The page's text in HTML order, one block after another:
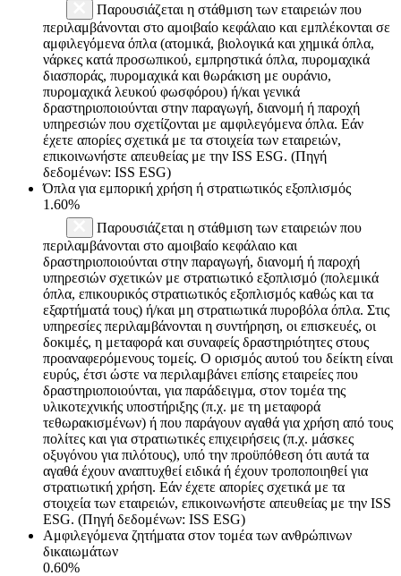
Παρουσιάζεται η στάθμιση των εταιρειών που
περιλαμβάνονται στο αμοιβαίο κεφάλαιο και εμπλέκονται σε
αμφιλεγόμενα όπλα (ατομικά, βιολογικά και χημικά όπλα,
νάρκες κατά προσωπικού, εμπρηστικά όπλα, πυρομαχικά
διασποράς, πυρομαχικά και θωράκιση με ουράνιο,
πυρομαχικά λευκού φωσφόρου) ή/και γενικά
δραστηριοποιούνται στην παραγωγή, διανομή ή παροχή
υπηρεσιών που σχετίζονται με αμφιλεγόμενα όπλα. Εάν
έχετε απορίες σχετικά με τα στοιχεία των εταιρειών,
επικοινωνήστε απευθείας με την ISS ESG. (Πηγή
δεδομένων: ISS ESG)
Όπλα για εμπορική χρήση ή στρατιωτικός εξοπλισμός
1.60%
Παρουσιάζεται η στάθμιση των εταιρειών που
περιλαμβάνονται στο αμοιβαίο κεφάλαιο και
δραστηριοποιούνται στην παραγωγή, διανομή ή παροχή
υπηρεσιών σχετικών με στρατιωτικό εξοπλισμό (πολεμικά
όπλα, επικουρικός στρατιωτικός εξοπλισμός καθώς και τα
εξαρτήματά τους) ή/και μη στρατιωτικά πυροβόλα όπλα. Στις
υπηρεσίες περιλαμβάνονται η συντήρηση, οι επισκευές, οι
δοκιμές, η μεταφορά και συναφείς δραστηριότητες στους
προαναφερόμενους τομείς. Ο ορισμός αυτού του δείκτη είναι
ευρύς, έτσι ώστε να περιλαμβάνει επίσης εταιρείες που
δραστηριοποιούνται, για παράδειγμα, στον τομέα της
υλικοτεχνικής υποστήριξης (π.χ. με τη μεταφορά
τεθωρακισμένων) ή που παράγουν αγαθά για χρήση από τους
πολίτες και για στρατιωτικές επιχειρήσεις (π.χ. μάσκες
οξυγόνου για πιλότους), υπό την προϋπόθεση ότι αυτά τα
αγαθά έχουν αναπτυχθεί ειδικά ή έχουν τροποποιηθεί για
στρατιωτική χρήση. Εάν έχετε απορίες σχετικά με τα
στοιχεία των εταιρειών, επικοινωνήστε απευθείας με την ISS
ESG. (Πηγή δεδομένων: ISS ESG)
Αμφιλεγόμενα ζητήματα στον τομέα των ανθρώπινων
δικαιωμάτων
0.60%